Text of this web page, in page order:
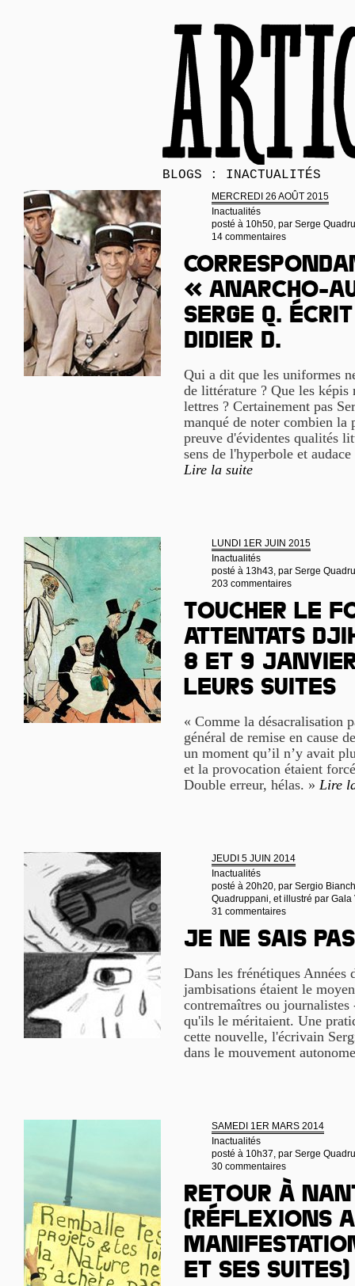
BLOGS : INACTUALITÉS
MERCREDI 26 AOÛT 2015
Inactualités
posté à 10h50, par Serge
14 commentaires
« anarcho-
Serge Q.
Didier D.
Qui a dit que les uniformes
de littérature ? Que les
lettres ? Certainement pas
manqué de noter combien la
preuve d'évidentes qualités
sens de l'hyperbole et
Lire la suite
LUNDI 1ER JUIN 2015
Inactualités
posté à 13h43, par Serge
203 commentaires
Toucher le
attentats
8 et 9
leurs suites
« Comme la désacralisation
général de remise en cause
un moment qu’il n’y avait
et la provocation étaient
Double erreur, hélas. » Lire
JEUDI 5 JUIN 2014
Inactualités
posté à 20h20, par Sergio
Quadruppani, et illustré par Gala
31 commentaires
Je ne sais pas
Dans les frénétiques Années
jambisations étaient le
contremaîtres ou
qu'ils le méritaient. Une
cette nouvelle, l'écrivain
dans le mouvement
SAMEDI 1ER MARS 2014
Inactualités
posté à 10h37, par Serge
30 commentaires
Retour à
(Réflexions
et ses suites)